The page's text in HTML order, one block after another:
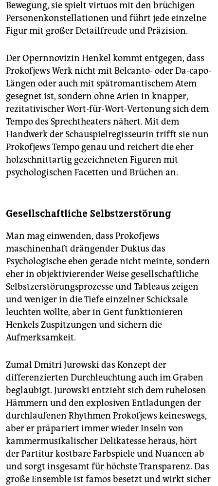
Bewegung, sie spielt virtuos mit den brüchigen
Personenkonstella­tio­nen und führt jede einzelne
Figur mit großer Detailfreude und Präzision.
Der Opernnovizin Henkel kommt entgegen, dass
Proko­fjews Werk nicht mit Belcanto- oder Da-capo-
Längen oder auch mit spätromantischem Atem
gesegnet ist, sondern ohne Arien in knapper,
rezitativischer Wort-für-Wort-Vertonung sich dem
Tempo des Sprechtheaters nähert. Mit dem
Handwerk der Schauspielregisseurin trifft sie nun
Prokofjews Tempo genau und reichert die eher
holzschnittartig gezeichneten Figuren mit
psychologischen Facetten und Brüchen an.
Gesellschaftliche Selbstzerstörung
Man mag einwenden, dass Prokofjews
maschinenhaft drängender Duktus das
Psychologische eben gerade nicht meinte, sondern
eher in objektivierender Weise gesellschaftliche
Selbstzerstörungsprozesse und Tableaus zeigen
und weniger in die Tiefe einzelner Schicksale
leuchten wollte, aber in Gent funktionieren
Henkels Zuspitzungen und sichern die
Aufmerksamkeit.
Zumal Dmitri Jurowski das Konzept der
differenzierten Durchleuchtung auch im Graben
beglaubigt. Jurowski entzieht sich dem ruhelosen
Hämmern und den explosiven Entladungen der
durchlaufenen Rhythmen Prokofjews keineswegs,
aber er präpariert immer wieder Inseln von
kammermusikalischer Delikatesse heraus, hört
der Partitur kostbare Farbspiele und Nuancen ab
und sorgt insgesamt für höchste Transparenz. Das
große Ensemble ist famos besetzt und wirkt sicher